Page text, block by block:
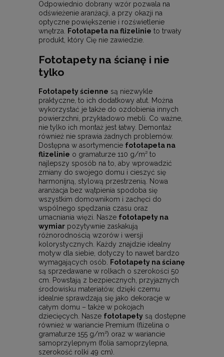
Odpowiednio dobrany wzór pozwala na
odświeżenie aranżacji, a przy okazji na
optyczne powiększenie i rozświetlenie
wnętrza.
Fototapeta na flizelinie to trwały
produkt, który Cię nie zawiedzie.
Fototapety na ścianę i nie
tylko
Fototapety ścienne są niezwykle
praktyczne, to ich dodatkowy atut. Można
wykorzystać je także do ozdobienia innych
powierzchni, przykładowo mebli. Co ważne,
nie tylko ich montaż jest łatwy. Demontaż
również nie sprawia żadnych problemów.
Dostępna w asortymencie fototapeta na
flizelinie o gramaturze 110 g/m² to
najlepszy sposób na to, aby wprowadzić
zmiany do swojego domu i cieszyć się
harmonijną, stylową przestrzenią. Nowa
aranżacja bez wątpienia spodoba się
wszystkim domownikom i zachęci do
wspólnego spędzania czasu oraz
umacniania więzi. Nasze fototapety na
wymiar pozytywnie zaskakują
różnorodnością wzorów i wersji
kolorystycznych. Każdy znajdzie idealny
motyw dla siebie, dotyczy to nawet bardzo
wymagających osób.
Fototapety na ścianę
są sprzedawane w rolkach o szerokości 50
cm. Powstają z bezpiecznych, przyjaznych
środowisku materiałów, dzięki czemu
idealnie sprawdzają się jako dekoracje w
całym domu – także w pokojach
dziecięcych. Nasze fototapety są dostępne
również w wariancie Premium (flizelina o
gramaturze 155 g/m²) oraz w wariancie
samoprzylepnym (folia samoprzylepna,
szerokość rolki 49 cm).